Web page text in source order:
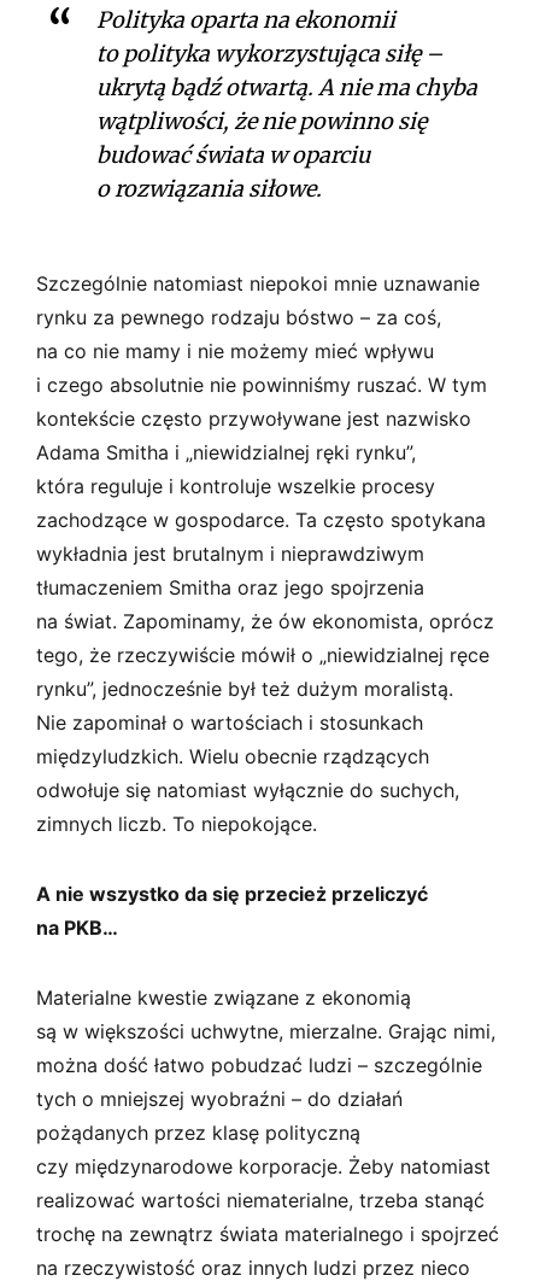
Polityka oparta na ekonomii
to polityka wykorzystująca siłę –
ukrytą bądź otwartą. A nie ma chyba
wątpliwości, że nie powinno się
budować świata w oparciu
o rozwiązania siłowe.
Szczególnie natomiast niepokoi mnie uznawanie
rynku za pewnego rodzaju bóstwo – za coś,
na co nie mamy i nie możemy mieć wpływu
i czego absolutnie nie powinniśmy ruszać. W tym
kontekście często przywoływane jest nazwisko
Adama Smitha i „niewidzialnej ręki rynku”,
która reguluje i kontroluje wszelkie procesy
zachodzące w gospodarce. Ta często spotykana
wykładnia jest brutalnym i nieprawdziwym
tłumaczeniem Smitha oraz jego spojrzenia
na świat. Zapominamy, że ów ekonomista, oprócz
tego, że rzeczywiście mówił o „niewidzialnej ręce
rynku”, jednocześnie był też dużym moralistą.
Nie zapominał o wartościach i stosunkach
międzyludzkich. Wielu obecnie rządzących
odwołuje się natomiast wyłącznie do suchych,
zimnych liczb. To niepokojące.
A nie wszystko da się przecież przeliczyć
na PKB…
Materialne kwestie związane z ekonomią
są w większości uchwytne, mierzalne. Grając nimi,
można dość łatwo pobudzać ludzi – szczególnie
tych o mniejszej wyobraźni – do działań
pożądanych przez klasę polityczną
czy międzynarodowe korporacje. Żeby natomiast
realizować wartości niematerialne, trzeba stanąć
trochę na zewnątrz świata materialnego i spojrzeć
na rzeczywistość oraz innych ludzi przez nieco